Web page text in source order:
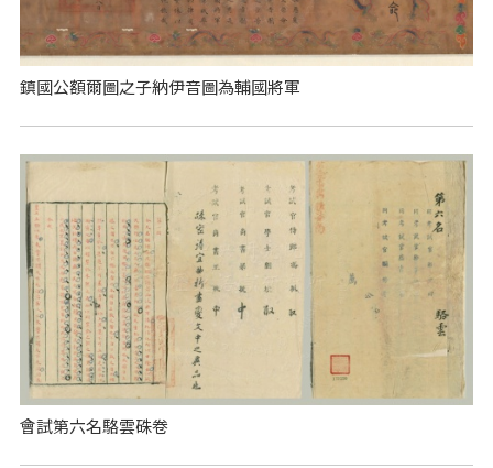
鎮國公額爾圖之子納伊音圖為輔國將軍
會試第六名駱雲硃卷